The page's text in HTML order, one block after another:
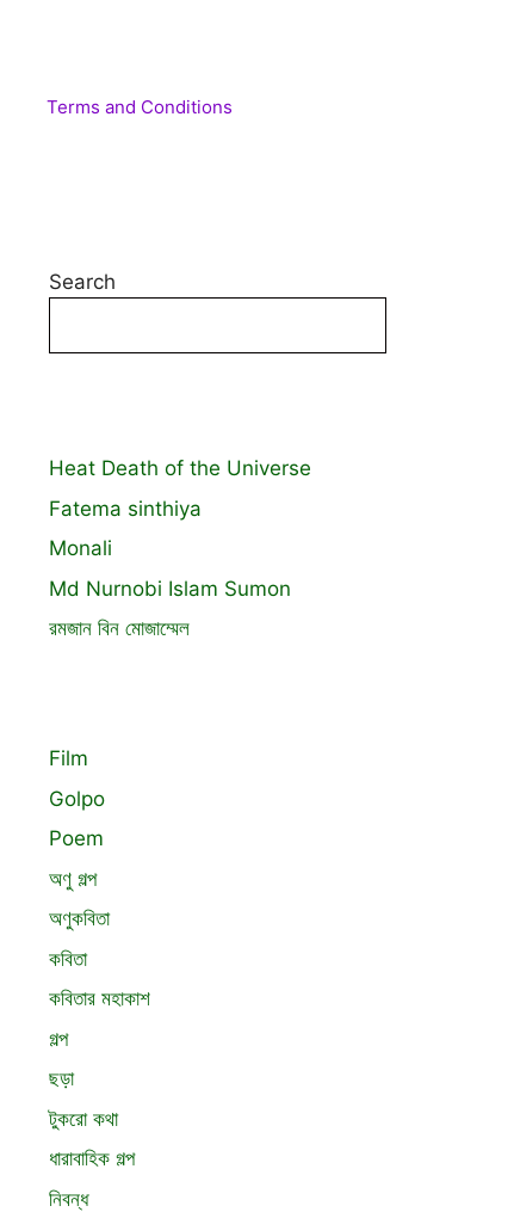
Terms and Conditions
Search
Heat Death of the Universe
Fatema sinthiya
Monali
Md Nurnobi Islam Sumon
রমজান বিন মোজাম্মেল
Film
Golpo
Poem
অণু গল্প
অণুকবিতা
কবিতা
কবিতার মহাকাশ
গল্প
ছড়া
টুকরো কথা
ধারাবাহিক গল্প
নিবন্ধ